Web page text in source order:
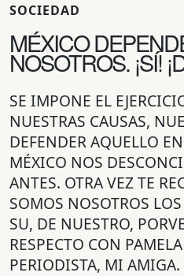
SOCIEDAD
MÉXICO
NOSOTROS. ¡SÍ!
SE IMPONE EL
NUESTRAS CAUSAS,
DEFENDER AQUELLO
MÉXICO NOS
ANTES. OTRA VEZ TE
SOMOS NOSOTROS
SU, DE NUESTRO,
RESPECTO CON
PERIODISTA, MI AMIGA.